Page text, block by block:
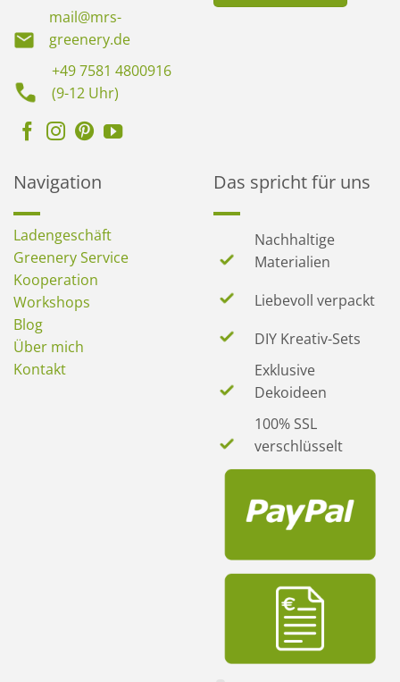
mail@mrs-
greenery.de
+49 7581 4800916
(9-12 Uhr)
Navigation
Ladengeschäft
Greenery Service
Kooperation
Workshops
Blog
Über mich
Kontakt
Das spricht für uns
Nachhaltige
Materialien
Liebevoll verpackt
DIY Kreativ-Sets
Exklusive
Dekoideen
100% SSL
verschlüsselt